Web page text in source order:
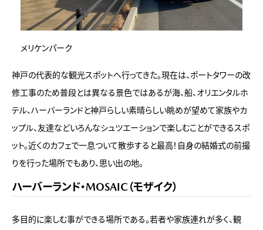
メリケンパーク
神戸の代表的な観光スポットへ行ってきた。現在は、ポートタワーの改
修工事のため普段とは異なる景色ではあるが海、船、オリエンタルホ
テル、ハーバーランドと神戸らしい素晴らしい眺めが望めて家族やカ
ップル、友達などいろんなシュツエーションで楽しむことができるスポ
ット。近くのカフェで一息ついて散歩すると最高！自身の結婚式の前撮
りを行った場所でもあり、思い出の地。
ハーバーランド・MOSAIC（モザイク）
多目的に楽しむ事ができる場所である。若者や家族連れが多く、観